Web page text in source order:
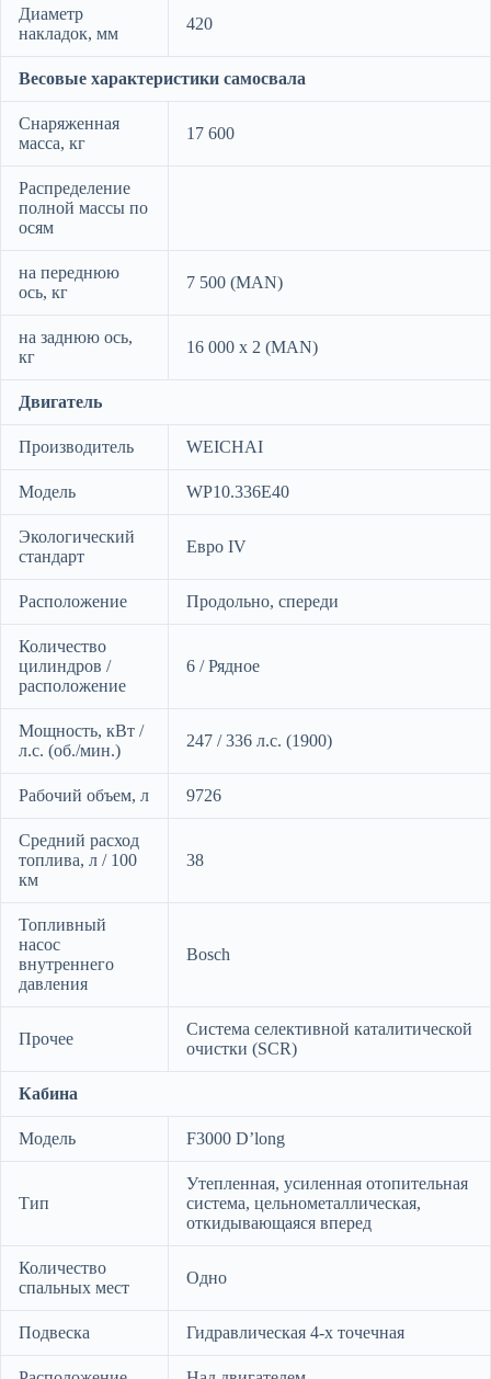
Диаметр
накладок, мм
420
Весовые характеристики самосвала
Снаряженная
масса, кг
17 600
Распределение
полной массы по
осям
на переднюю
ось, кг
7 500 (MAN)
на заднюю ось,
кг
16 000 х 2 (MAN)
Двигатель
Производитель WEICHAI
Модель WP10.336E40
Экологический
стандарт
Евро IV
Расположение Продольно, спереди
Количество
цилиндров /
расположение
6 / Рядное
Мощность, кВт /
л.с. (об./мин.)
247 / 336 л.с. (1900)
Рабочий объем, л 9726
Средний расход
топлива, л / 100
км
38
Топливный
насос
внутреннего
давления
Bosch
Прочее
Система селективной каталитической
очистки (SCR)
Кабина
Модель F3000 D’long
Тип
Утепленная, усиленная отопительная
система, цельнометаллическая,
откидывающаяся вперед
Количество
спальных мест
Одно
Подвеска Гидравлическая 4-х точечная